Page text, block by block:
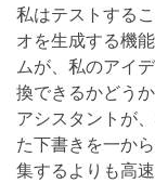
私はテストする
オを生成する機
ムが、私のアイ
換できるかどう
アシスタントが
た下書きを一か
集するよりも高速